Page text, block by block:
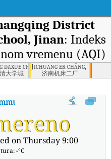
District
Jinan: Indeks
vremenu (AQI)
daxue cheng, Zhangqing District
大学城
Jīchuang er chǎng, Jinan
济南机床二厂
Party School, Jinan
on Thursday 9:00
-°C